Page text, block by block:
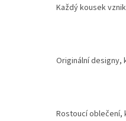
Každý kousek
Originální designy,
Rostoucí